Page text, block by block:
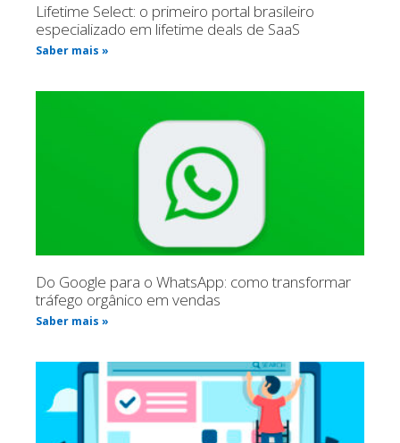
Lifetime Select: o primeiro portal brasileiro
especializado em lifetime deals de SaaS
Saber mais »
Do Google para o WhatsApp: como transformar
tráfego orgânico em vendas
Saber mais »